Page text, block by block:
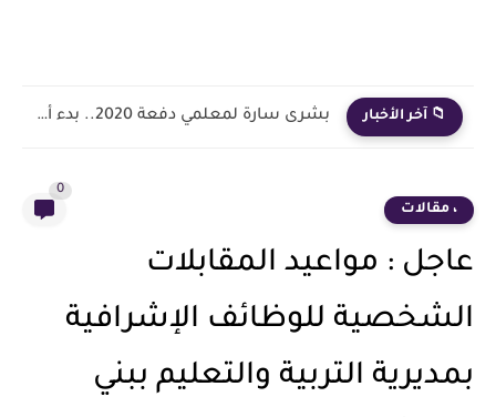
📁 آخر الأخبار بشرى سارة لمعلمي دفعة 2020.. بدء أول خطوة رسمية في...
، مقالات
0
عاجل : مواعيد المقابلات
الشخصية للوظائف الإشرافية
بمديرية التربية والتعليم ببني